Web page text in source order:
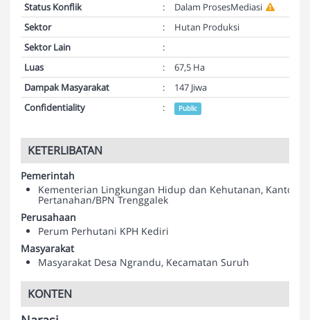
Status Konflik
:
Dalam ProsesMediasi
Sektor
:
Hutan Produksi
Sektor Lain
:
Luas
:
67,5 Ha
Dampak Masyarakat
:
147 Jiwa
Confidentiality
: Public
KETERLIBATAN
Pemerintah
Kementerian Lingkungan Hidup dan Kehutanan, Kantor
Pertanahan/BPN Trenggalek
Perusahaan
Perum Perhutani KPH Kediri
Masyarakat
Masyarakat Desa Ngrandu, Kecamatan Suruh
KONTEN